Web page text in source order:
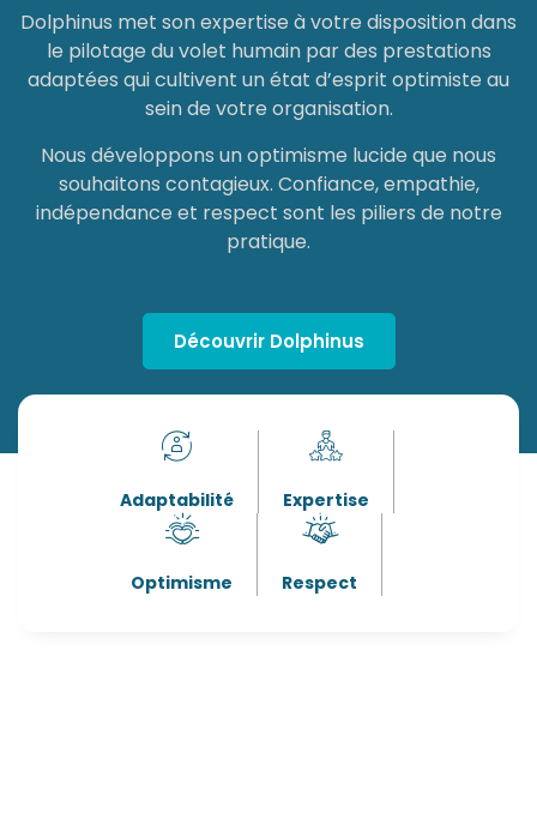
Dolphinus met son expertise à votre disposition dans
le pilotage du volet humain par des prestations
adaptées qui cultivent un état d’esprit optimiste au
sein de votre organisation.
Nous développons un optimisme lucide que nous
souhaitons contagieux. Confiance, empathie,
indépendance et respect sont les piliers de notre
pratique.
Découvrir Dolphinus
Adaptabilité Expertise
Optimisme Respect